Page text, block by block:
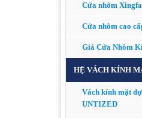
Cửa nhôm Xingfa
Cửa nhôm cao
Giá Cửa Nhôm
HỆ VÁCH KÍNH
Vách kính mặt
UNTIZED